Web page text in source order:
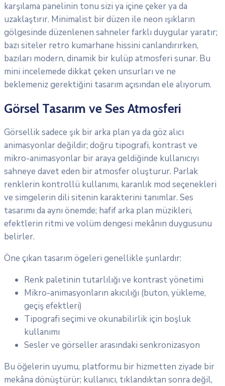
karşılama panelinin tonu sizi ya içine çeker ya da
uzaklaştırır. Minimalist bir düzen ile neon ışıkların
gölgesinde düzenlenen sahneler farklı duygular yaratır;
bazı siteler retro kumarhane hissini canlandırırken,
bazıları modern, dinamik bir kulüp atmosferi sunar. Bu
mini incelemede dikkat çeken unsurları ve ne
beklemeniz gerektiğini tasarım açısından ele alıyorum.
Görsel Tasarım ve Ses Atmosferi
Görsellik sadece şık bir arka plan ya da göz alıcı
animasyonlar değildir; doğru tipografi, kontrast ve
mikro-animasyonlar bir araya geldiğinde kullanıcıyı
sahneye davet eden bir atmosfer oluşturur. Parlak
renklerin kontrollü kullanımı, karanlık mod seçenekleri
ve simgelerin dili sitenin karakterini tanımlar. Ses
tasarımı da aynı önemde; hafif arka plan müzikleri,
efektlerin ritmi ve volüm dengesi mekânın duygusunu
belirler.
Öne çıkan tasarım ögeleri genellikle şunlardır:
Renk paletinin tutarlılığı ve kontrast yönetimi
Mikro-animasyonların akıcılığı (buton, yükleme,
geçiş efektleri)
Tipografi seçimi ve okunabilirlik için boşluk
kullanımı
Sesler ve görseller arasındaki senkronizasyon
Bu öğelerin uyumu, platformu bir hizmetten ziyade bir
mekâna dönüştürür; kullanıcı, tıklandıktan sonra değil,